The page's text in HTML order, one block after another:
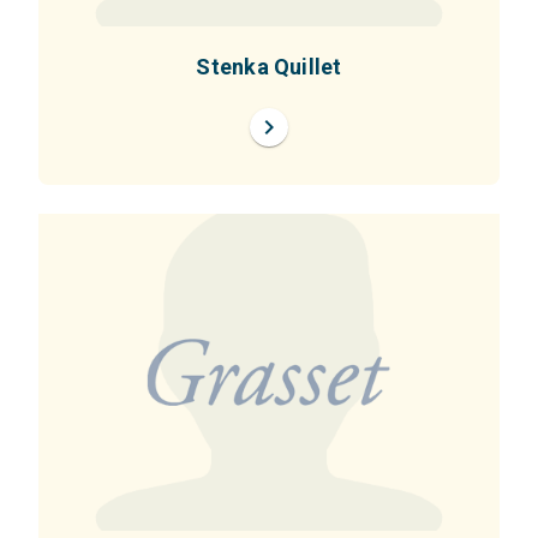
Stenka Quillet
chevron_right